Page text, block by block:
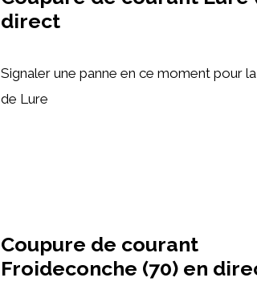
direct
Signaler une panne en ce moment pour
de Lure
Coupure de courant
Froideconche (70) en